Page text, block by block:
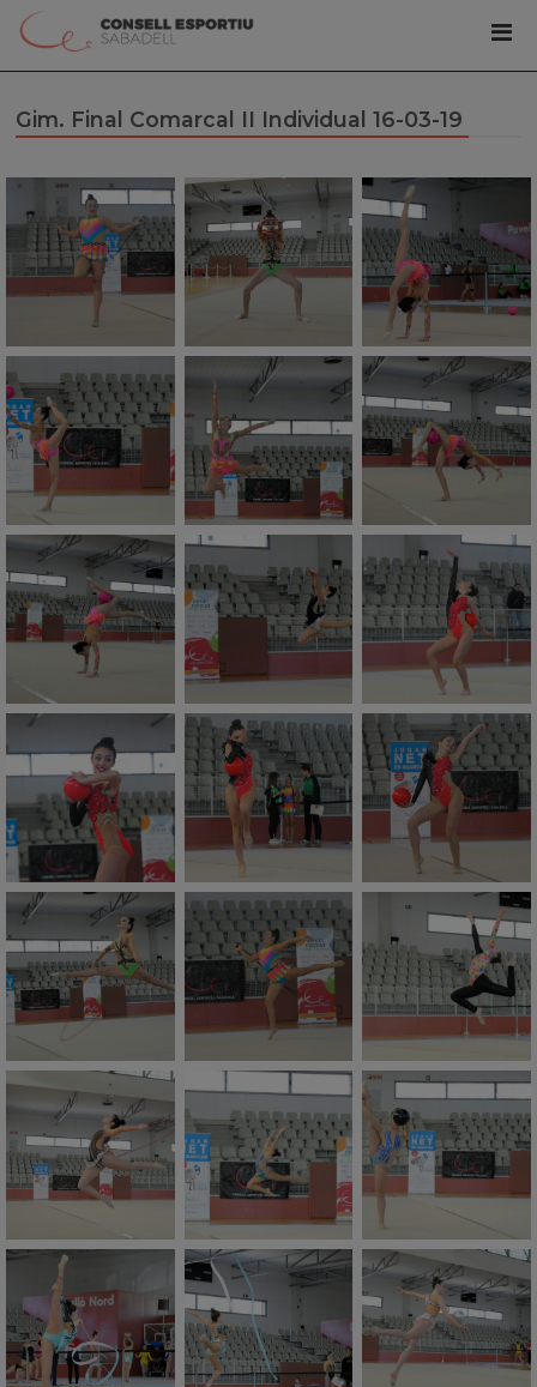
Gim. Final Comarcal II Individual 16-03-19